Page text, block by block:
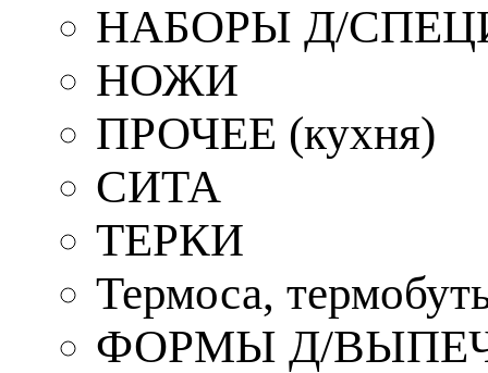
НАБОРЫ Д/
НОЖИ
ПРОЧЕЕ (кухня)
СИТА
ТЕРКИ
Термоса,
ФОРМЫ Д/